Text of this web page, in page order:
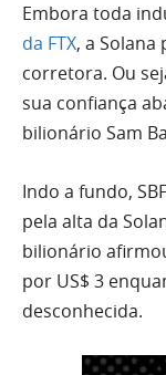
Embora toda
da FTX, a
corretora. Ou
sua confiança
bilionário Sam
Indo a fundo,
pela alta da
bilionário
por US$ 3
desconhecida.